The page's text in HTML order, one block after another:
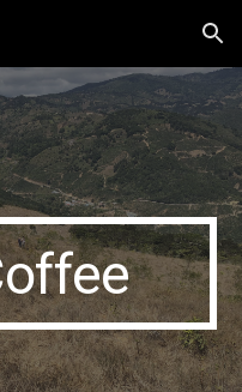
Skip to navigation